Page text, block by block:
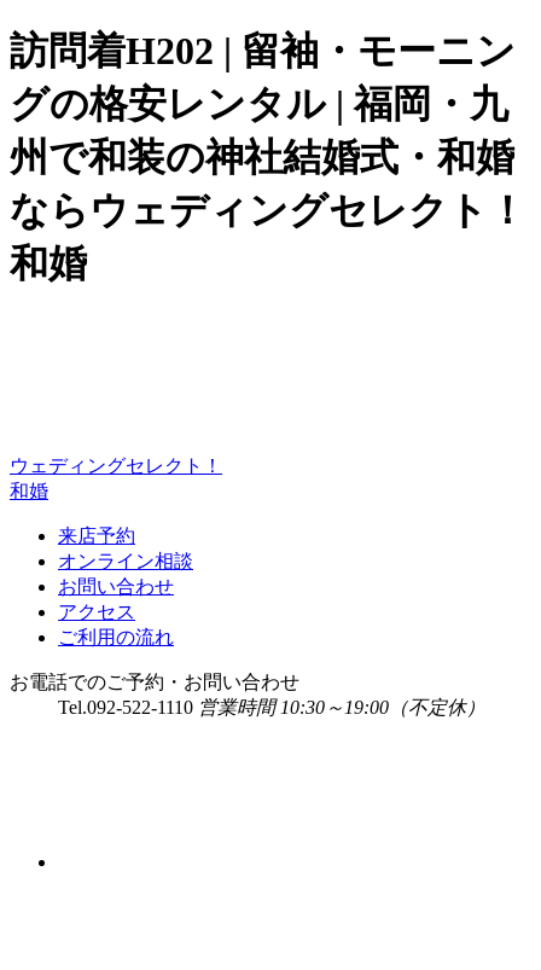
訪問着H202 | 留袖・モーニン
グの格安レンタル | 福岡・九
州で和装の神社結婚式・和婚
ならウェディングセレクト！
和婚
ウェディングセレクト！
和婚
来店予約
オンライン相談
お問い合わせ
アクセス
ご利用の流れ
お電話でのご予約・お問い合わせ
Tel.092-522-1110 営業時間 10:30～19:00（不定休）